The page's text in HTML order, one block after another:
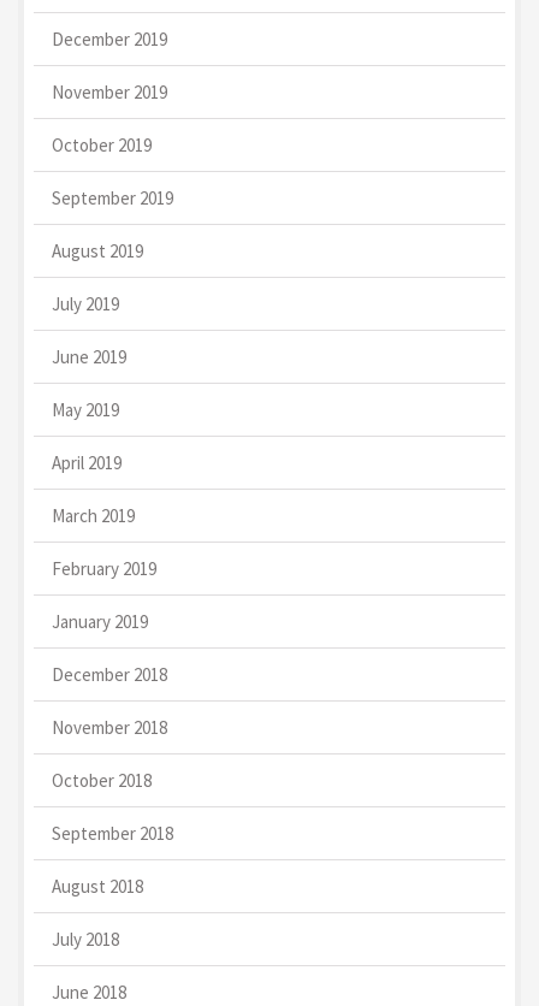
December 2019
November 2019
October 2019
September 2019
August 2019
July 2019
June 2019
May 2019
April 2019
March 2019
February 2019
January 2019
December 2018
November 2018
October 2018
September 2018
August 2018
July 2018
June 2018